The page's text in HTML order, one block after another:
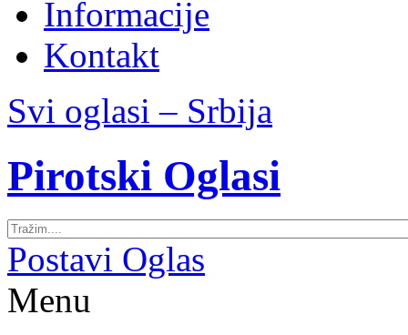
Informacije
Kontakt
Svi oglasi – Srbija
Pirotski Oglasi
Postavi Oglas
Menu